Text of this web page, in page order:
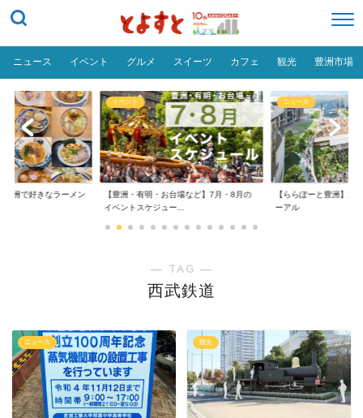
ニュース イベント グルメ スイーツ カフェ 観光 豊洲市場
豊洲で好きなラーメン
イベント
【豊洲・有明・お台場など】7月・8月の
イベントスケジュー...
ニュース
【ららぽーと豊洲】
ーアル
― TAG ―
西武鉄道
ニュース 観光